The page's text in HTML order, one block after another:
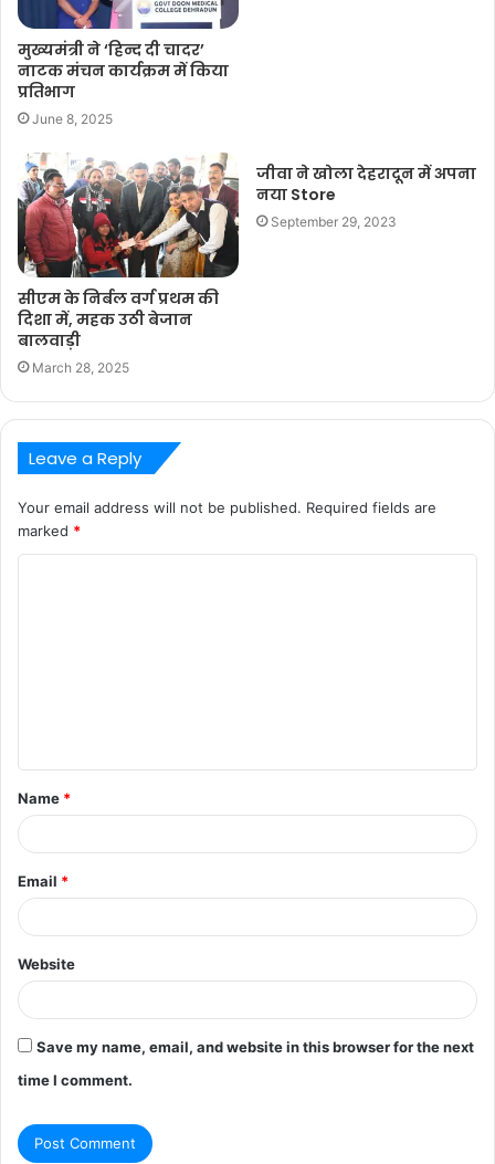
मुख्यमंत्री ने ‘हिन्द दी चादर’
नाटक मंचन कार्यक्रम में किया
प्रतिभाग
June 8, 2025
सीएम के निर्बल वर्ग प्रथम की
दिशा में, महक उठी बेजान
बालवाड़ी
March 28, 2025
जीवा ने खोला देहरादून में अपना
नया Store
September 29, 2023
Leave a Reply
Your email address will not be published. Required fields are
marked *
t
*
Name *
Email *
Website
Save my name, email, and website in this browser for the next
time I comment.